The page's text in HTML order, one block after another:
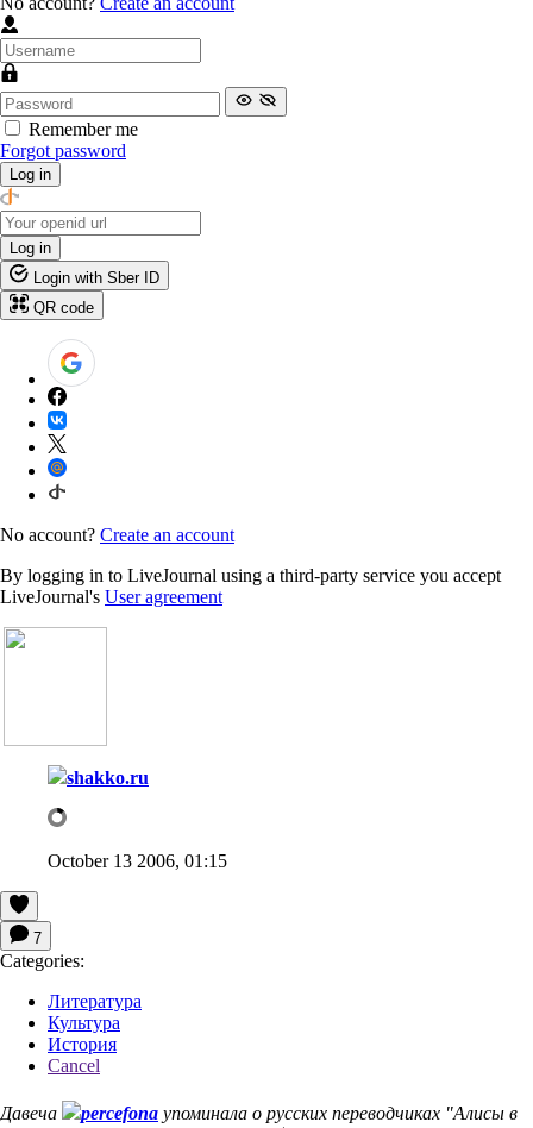
Remember me
Forgot password
Log in
Log in
Login with Sber ID
QR code
No account? Create an account
By logging in to LiveJournal using a third-party service you accept
LiveJournal's User agreement
shakko.ru
October 13 2006, 01:15
7
Categories:
Литература
Культура
История
Cancel
Давеча percefona упоминала о русских переводчиках "Алисы в